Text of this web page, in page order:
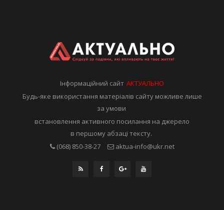
Інформаційний сайтАКТУАЛЬНО
Будь-яке використання матеріалів сайту можливе лише
за умови
встановлення активного посилання на джерело
в першому абзаці тексту.
(068) 850-38-27
aktua-info@ukr.net